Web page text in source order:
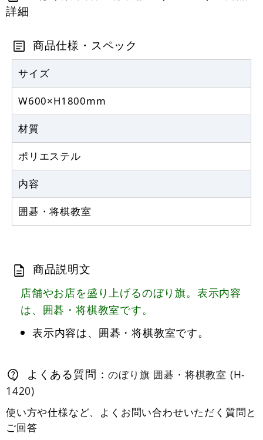
367円 税抜
注水型マルチのぼりスタンド 20L
カゴへ
詳細
商品仕様・スペック
サイズ
W600×H1800mm
材質
ポリエステル
内容
囲碁・将棋教室
商品説明文
店舗やお店を盛り上げるのぼり旗。表示内容
は、囲碁・将棋教室です。
表示内容は、囲碁・将棋教室です。
よくある質問：のぼり旗 囲碁・将棋教室 (H-
1420)
使い方や仕様など、よくお問い合わせいただく質問と
ご回答